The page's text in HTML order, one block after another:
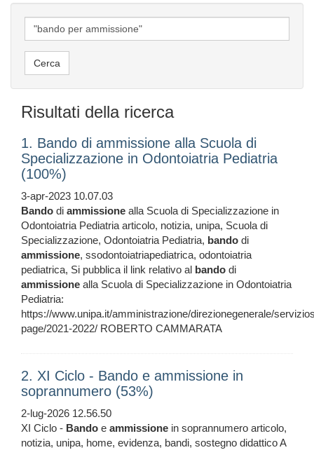
Risultati della ricerca
1. Bando di ammissione alla Scuola di
Specializzazione in Odontoiatria Pediatria
(100%)
3-apr-2023 10.07.03
Bando di ammissione alla Scuola di Specializzazione in
Odontoiatria Pediatria articolo, notizia, unipa, Scuola di
Specializzazione, Odontoiatria Pediatria, bando di
ammissione, ssodontoiatriapediatrica, odontoiatria
pediatrica, Si pubblica il link relativo al bando di
ammissione alla Scuola di Specializzazione in Odontoiatria
Pediatria:
https://www.unipa.it/amministrazione/direzionegenerale/
page/2021-2022/ ROBERTO CAMMARATA
2. XI Ciclo - Bando e ammissione in
soprannumero (53%)
2-lug-2026 12.56.50
XI Ciclo - Bando e ammissione in soprannumero articolo,
notizia, unipa, home, evidenza, bandi, sostegno didattico A